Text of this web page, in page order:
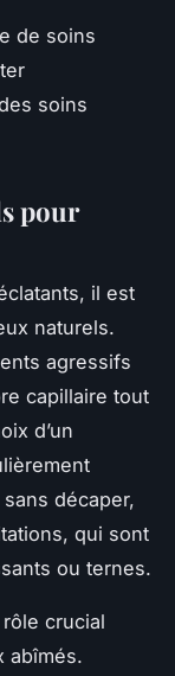
de soins
soins
pour
il est
naturels.
agressifs
capillaire tout
d’un
décaper,
qui sont
ou ternes.
crucial
abîmés.